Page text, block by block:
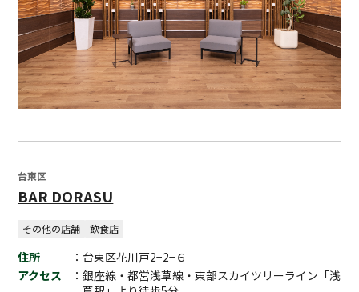
台東区
BAR DORASU
その他の店舗 飲食店
住所
：台東区花川戸2−2−６
アクセス
：銀座線・都営浅草線・東部スカイツリーライン「浅